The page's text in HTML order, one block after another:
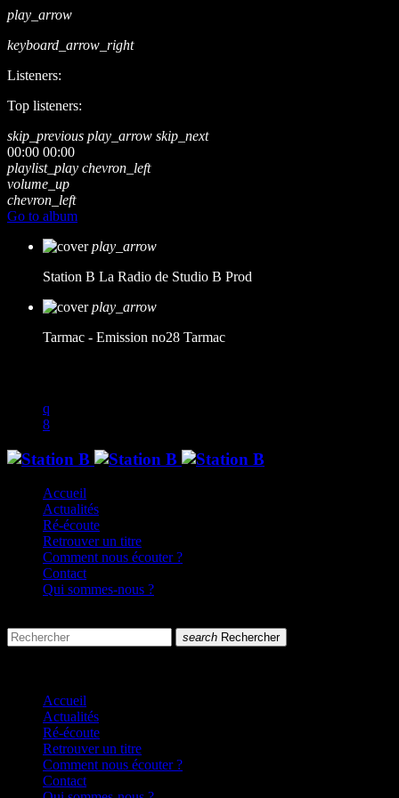
play_arrow
keyboard_arrow_right
Listeners:
Top listeners:
skip_previous play_arrow skip_next
00:00 00:00
playlist_play chevron_left
volume_up
chevron_left
Go to album
play_arrow
Station B La Radio de Studio B Prod
play_arrow
Tarmac - Emission no28 Tarmac
Accueil
Actualités
Ré-écoute
Retrouver un titre
Comment nous écouter ?
Contact
Qui sommes-nous ?
search Rechercher
Accueil
Actualités
Ré-écoute
Retrouver un titre
Comment nous écouter ?
Contact